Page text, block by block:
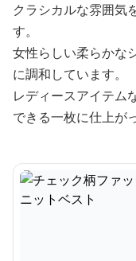
クラシカルな雰囲気
す。
女性らしい柔らかな
に調和しています。
レディースアイテム
できる一枚に仕上が